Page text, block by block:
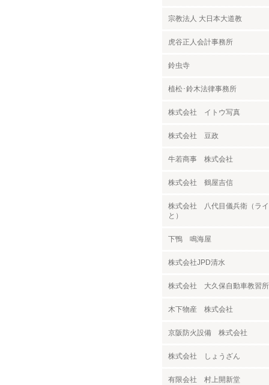
宗教法人 大日本大道教
虎谷正人会計事務所
鈴虫寺
植松･鈴木法律事務所
株式会社 イトウ写真
株式会社 豆政
牛若商事 株式会社
株式会社 鶴屋吉信
株式会社 八代目儀兵衛（ラ
と）
下鴨 鳴海屋
株式会社JPD清水
株式会社 大久保自動車教習所
木下物産 株式会社
京阪防火設備 株式会社
株式会社 しょうざん
有限会社 村上開新堂